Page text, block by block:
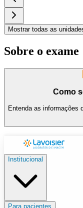
Mostrar todas as
Sobre o exame
Como
Entenda as informações
Institucional
Para pacientes